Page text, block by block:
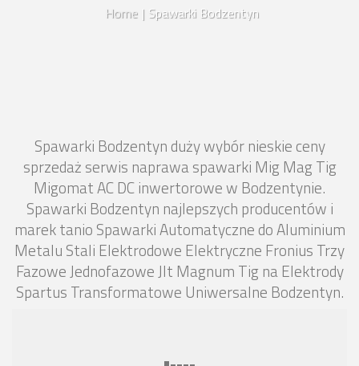
Home | Spawarki Bodzentyn
Spawarki Bodzentyn duży wybór nieskie ceny
sprzedaż serwis naprawa spawarki Mig Mag Tig
Migomat AC DC inwertorowe w Bodzentynie.
Spawarki Bodzentyn najlepszych producentów i
marek tanio Spawarki Automatyczne do Aluminium
Metalu Stali Elektrodowe Elektryczne Fronius Trzy
Fazowe Jednofazowe Jlt Magnum Tig na Elektrody
Spartus Transformatowe Uniwersalne Bodzentyn.